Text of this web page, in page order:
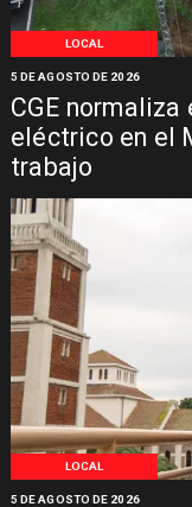
LOCAL
CGE
eléctrico en el
trabajo
5 DE AGOSTO DE 2026
LOCAL
5 DE AGOSTO DE 2026